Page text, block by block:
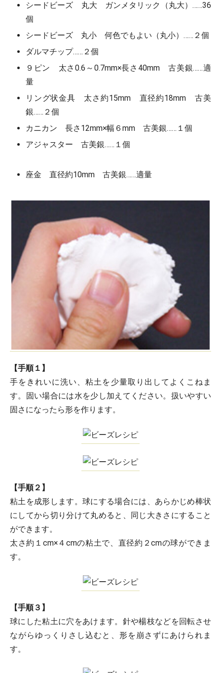
シードビーズ 丸大 ガンメタリック（丸大）……36
個
シードビーズ 丸小 何色でもよい（丸小）……２個
ダルマチップ……２個
９ピン 太さ0.6～0.7mm×長さ40mm 古美銀……適
量
リング状金具 太さ約15mm 直径約18mm 古美
銀……２個
カニカン 長さ12mm×幅６mm 古美銀……１個
アジャスター 古美銀……１個
座金 直径約10mm 古美銀……適量
【手順１】
手をきれいに洗い、粘土を少量取り出してよくこねま
す。固い場合には水を少し加えてください。扱いやすい
固さになったら形を作ります。
【手順２】
粘土を成形します。球にする場合には、あらかじめ棒状
にしてから切り分けて丸めると、同じ大きさにすること
ができます。
太さ約１cm×４cmの粘土で、直径約２cmの球ができま
す。
【手順３】
球にした粘土に穴をあけます。針や楊枝などを回転させ
ながらゆっくりさし込むと、形を崩さずにあけられま
す。